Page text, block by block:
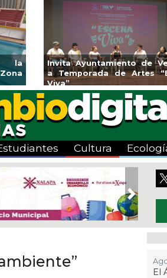
de Veracruz
“Escena
Aplicará CMAS
Tandeo durante
Cultura
Next
El